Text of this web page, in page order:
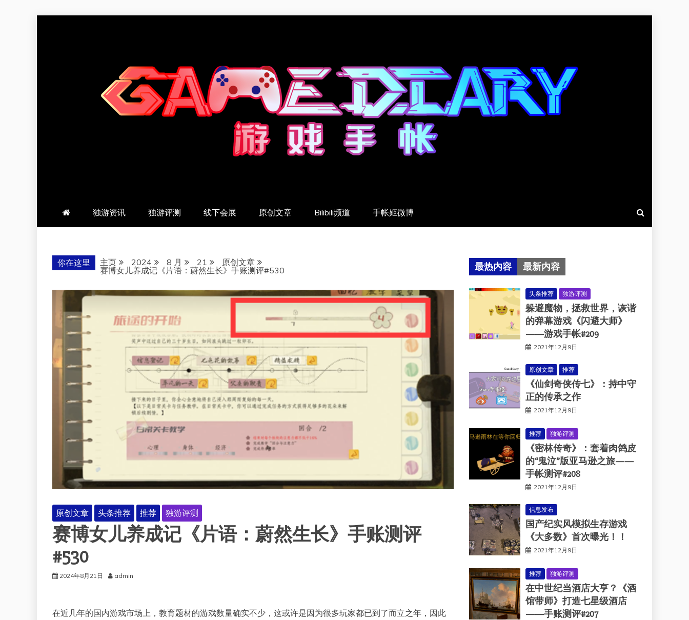
羽风手帐姬
独游资讯 独游评测 线下会展 原创文章 Bilibili频道 手帐姬微博
你在这里 主页 2024 8 月 21
原创文章
赛博女儿养成记《片语：蔚然生长》手账测评#530
原创文章 头条推荐 推荐 独游评测
赛博女儿养成记《片语：蔚然生长》手账测评
#530
2024年8月21日 admin
在近几年的国内游戏市场上，教育题材的游戏数量确实不少，这或许是因为很多玩家都已到了而立之年，因此
最热内容 最新内容
头条推荐 独游评测
躲避魔物，拯救世界，诙谐
的弹幕游戏《闪避大师》
——游戏手帐#209
2021年12月9日
原创文章 推荐
《仙剑奇侠传七》：持中守
正的传承之作
2021年12月9日
推荐 独游评测
《密林传奇》：套着肉鸽皮
的“鬼泣”版亚马逊之旅——
手帐测评#208
2021年12月9日
信息发布
国产纪实风模拟生存游戏
《大多数》首次曝光！！
2021年12月9日
推荐 独游评测
在中世纪当酒店大亨？《酒
馆带师》打造七星级酒店
——手账测评#207